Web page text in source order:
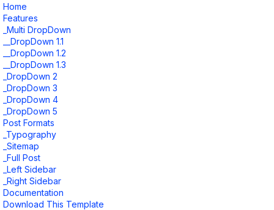
Home
Features
_Multi DropDown
__DropDown 1.1
__DropDown 1.2
__DropDown 1.3
_DropDown 2
_DropDown 3
_DropDown 4
_DropDown 5
Post Formats
_Typography
_Sitemap
_Full Post
_Left Sidebar
_Right Sidebar
Documentation
Download This Template